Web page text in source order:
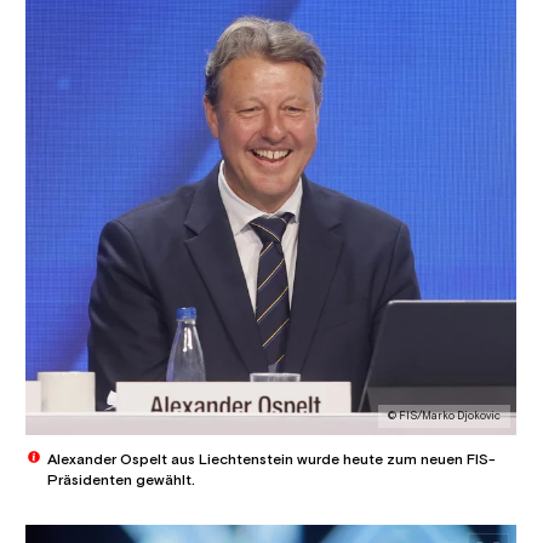
© FIS/Marko Djokovic
Alexander Ospelt aus Liechtenstein wurde heute zum neuen FIS-
Präsidenten gewählt.